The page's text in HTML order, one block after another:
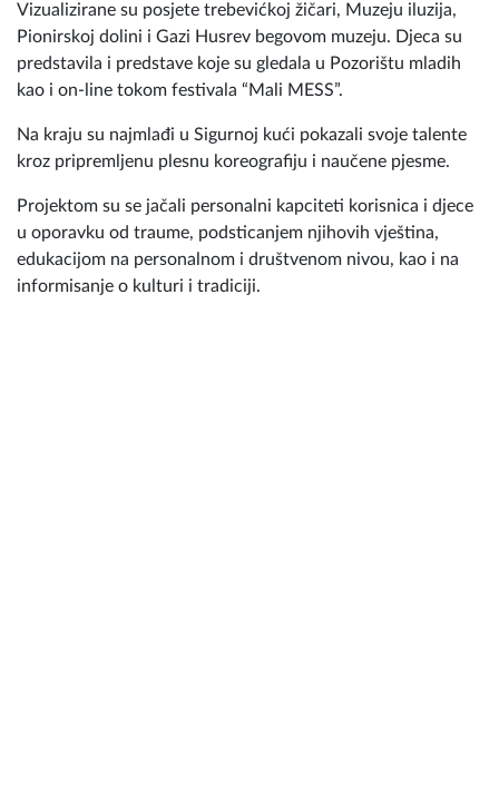
Vizualizirane su posjete trebevićkoj žičari, Muzeju iluzija,
Pionirskoj dolini i Gazi Husrev begovom muzeju. Djeca su
predstavila i predstave koje su gledala u Pozorištu mladih
kao i on-line tokom festivala “Mali MESS”.
Na kraju su najmlađi u Sigurnoj kući pokazali svoje talente
kroz pripremljenu plesnu koreografiju i naučene pjesme.
Projektom su se jačali personalni kapciteti korisnica i djece
u oporavku od traume, podsticanjem njihovih vještina,
edukacijom na personalnom i društvenom nivou, kao i na
informisanje o kulturi i tradiciji.